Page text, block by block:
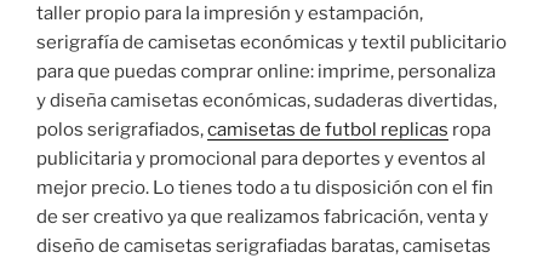
taller propio para la impresión y estampación,
serigrafía de camisetas económicas y textil publicitario
para que puedas comprar online: imprime, personaliza
y diseña camisetas económicas, sudaderas divertidas,
polos serigrafiados,camisetas de futbol replicas ropa
publicitaria y promocional para deportes y eventos al
mejor precio. Lo tienes todo a tu disposición con el fin
de ser creativo ya que realizamos fabricación, venta y
diseño de camisetas serigrafiadas baratas, camisetas